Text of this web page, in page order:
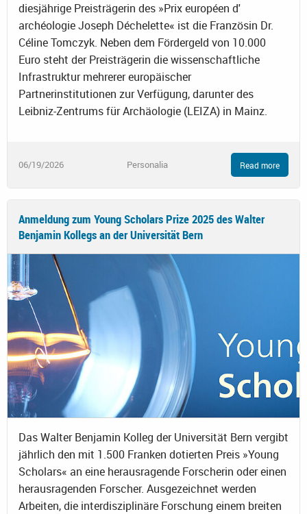
diesjährige Preisträgerin des »Prix européen d'
archéologie Joseph Déchelette« ist die Französin Dr.
Céline Tomczyk. Neben dem Fördergeld von 10.000
Euro steht der Preisträgerin die wissenschaftliche
Infrastruktur mehrerer europäischer
Partnerinstitutionen zur Verfügung, darunter des
Leibniz-Zentrums für Archäologie (LEIZA) in Mainz.
06/19/2026 Personalia Read more
Anmeldung zum Young Scholars Prize 2025 des Walter
Benjamin Kollegs an der Universität Bern
Das Walter Benjamin Kolleg der Universität Bern vergibt
jährlich den mit 1.500 Franken dotierten Preis »Young
Scholars« an eine herausragende Forscherin oder einen
herausragenden Forscher. Ausgezeichnet werden
Arbeiten, die interdisziplinäre Forschung einem breiten